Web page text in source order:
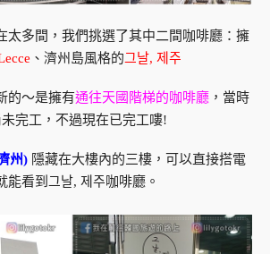
太多間，我們挑選了其中二間咖啡廳：擁
、濟州島風格的그날, 제주
的～是擁有通往天國階梯的咖啡廳 ，當時
完工，不過現在已完工嘍!
州) 隱藏在大樓內的三樓，可以直接搭電
看到그날, 제주咖啡廳。